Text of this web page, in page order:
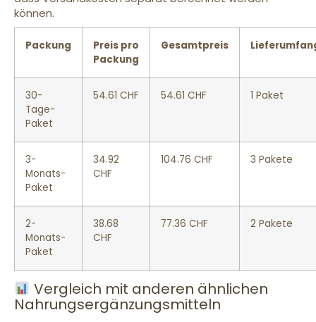
können.
Packung
Preis pro
Packung
Gesamtpreis
30-
Tage-
Paket
54.61 CHF 54.61 CHF 1 Paket
3-
Monats-
Paket
34.92
CHF
104.76 CHF 3 Pakete
2-
Monats-
Paket
38.68
CHF
77.36 CHF 2 Pakete
Vergleich mit anderen ähnlichen
Nahrungsergänzungsmitteln